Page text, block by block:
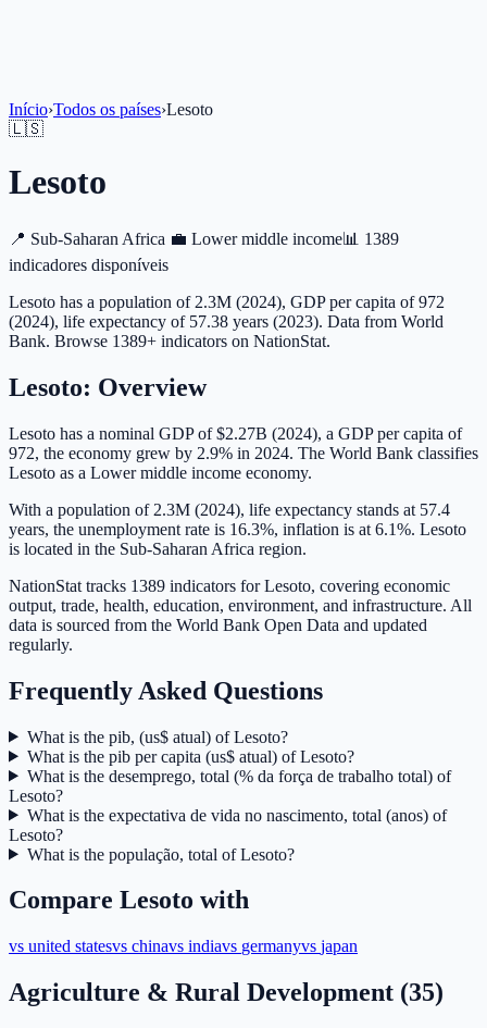
Início›Todos os países›Lesoto
🇱🇸
Lesoto
📍 Sub-Saharan Africa 💼 Lower middle income 📊 1389
indicadores disponíveis
Lesoto has a population of 2.3M (2024), GDP per capita of 972
(2024), life expectancy of 57.38 years (2023). Data from World
Bank. Browse 1389+ indicators on NationStat.
Lesoto: Overview
Lesoto has a nominal GDP of $2.27B (2024), a GDP per capita of
972, the economy grew by 2.9% in 2024. The World Bank classifies
Lesoto as a Lower middle income economy.
With a population of 2.3M (2024), life expectancy stands at 57.4
years, the unemployment rate is 16.3%, inflation is at 6.1%. Lesoto
is located in the Sub-Saharan Africa region.
NationStat tracks 1389 indicators for Lesoto, covering economic
output, trade, health, education, environment, and infrastructure. All
data is sourced from the World Bank Open Data and updated
regularly.
Frequently Asked Questions
What is the pib, (us$ atual) of Lesoto?
What is the pib per capita (us$ atual) of Lesoto?
What is the desemprego, total (% da força de trabalho total) of
Lesoto?
What is the expectativa de vida no nascimento, total (anos) of
Lesoto?
What is the população, total of Lesoto?
Compare Lesoto with
vs united statesvs chinavs indiavs germanyvs japan
Agriculture & Rural Development (35)